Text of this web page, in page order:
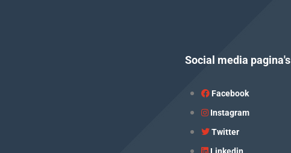
Social media pagina's
Facebook
Instagram
Twitter